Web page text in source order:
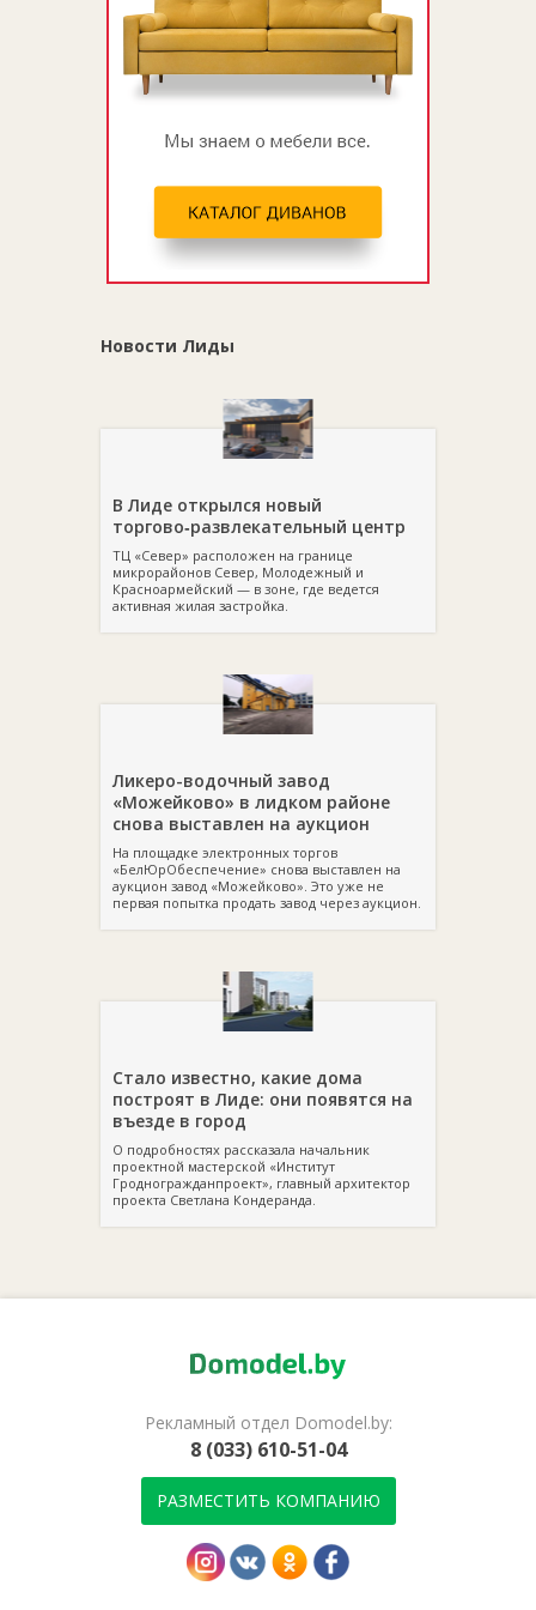
Новости Лиды
В Лиде открылся новый
торгово‑развлекательный центр
ТЦ «Север» расположен на границе
микрорайонов Север, Молодежный и
Красноармейский — в зоне, где ведется
активная жилая застройка.
Ликеро-водочный завод
«Можейково» в лидком районе
снова выставлен на аукцион
На площадке электронных торгов
«БелЮрОбеспечение» снова выставлен на
аукцион завод «Можейково». Это уже не
первая попытка продать завод через аукцион.
Стало известно, какие дома
построят в Лиде: они появятся на
въезде в город
О подробностях рассказала начальник
проектной мастерской «Институт
Гродногражданпроект», главный архитектор
проекта Светлана Кондеранда.
Рекламный отдел Domodel.by:
8 (033) 610-51-04
РАЗМЕСТИТЬ КОМПАНИЮ